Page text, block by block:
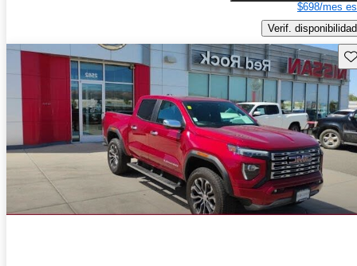
$698/mes
Verif. disponibilidad